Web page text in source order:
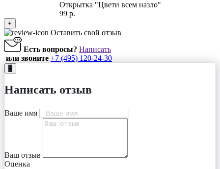
Открытка "Цвети всем назло"
99 р.
+
Оставить свой отзыв
Есть вопросы? Написать
или звоните +7 (495) 120-24-30
+
Написать отзыв
Ваше имя
Ваш отзыв
Оценка